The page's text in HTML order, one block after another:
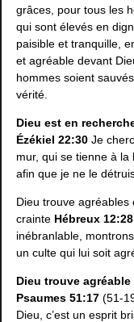
grâces, pour tous les
qui sont élevés en
paisible et tranquille,
et agréable devant
hommes soient
vérité.
Dieu est en
Ézékiel 22:30 Je
mur, qui se tienne à la
afin que je ne le
Dieu trouve
crainte Hébreux 12:28
inébranlable,
un culte qui lui soit
Dieu trouve
Psaumes 51:17 (51-
Dieu, c’est un esprit